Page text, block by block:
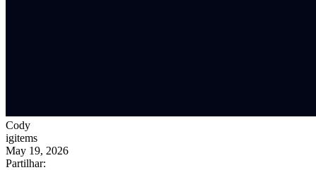
Cody
igitems
May 19, 2026
Partilhar: